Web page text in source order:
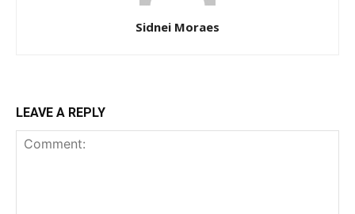
Sidnei Moraes
LEAVE A REPLY